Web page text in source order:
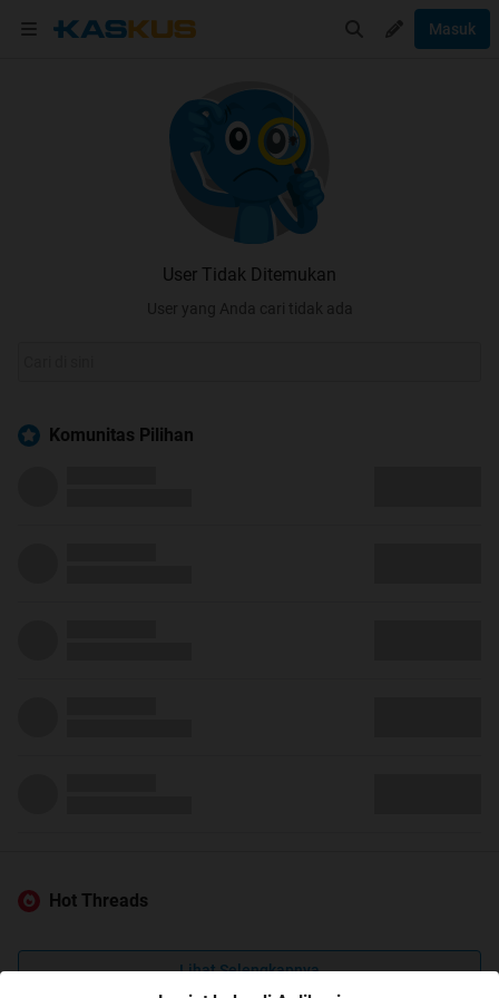
Masuk
User Tidak Ditemukan
User yang Anda cari tidak ada
Komunitas Pilihan
Hot Threads
Lihat Selengkapnya